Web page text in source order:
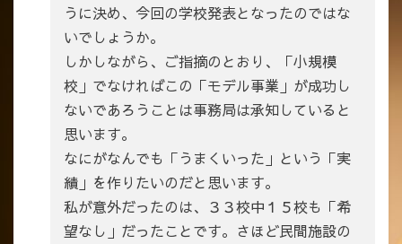
うに決め、今回の学校発表となったのではな
いでしょうか。
しかしながら、ご指摘のとおり、「小規模
校」でなければこの「モデル事業」が成功し
ないであろうことは事務局は承知していると
思います。
なにがなんでも「うまくいった」という「実
績」を作りたいのだと思います。
私が意外だったのは、３３校中１５校も「希
望なし」だったことです。さほど民間施設の